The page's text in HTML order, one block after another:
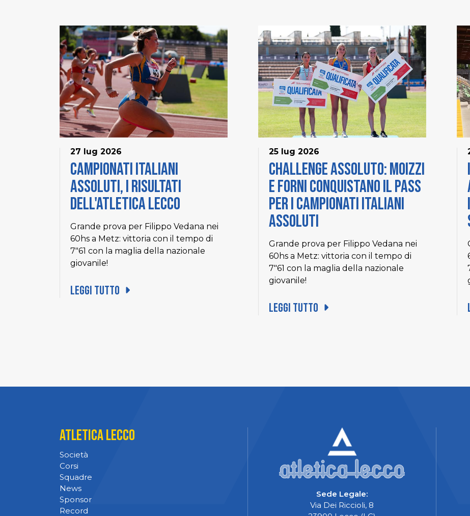
27 lug 2026
Campionati Italiani
Assoluti, i risultati
dell'Atletica Lecco
Grande prova per Filippo Vedana nei
60hs a Metz: vittoria con il tempo di
7"61 con la maglia della nazionale
giovanile!
Leggi tutto
25 lug 2026
Challenge Assoluto: Moizzi
e Forni conquistano il pass
per i Campionati Italiani
Assoluti
Grande prova per Filippo Vedana nei
60hs a Metz: vittoria con il tempo di
7"61 con la maglia della nazionale
giovanile!
Leggi tutto
Atletica Lecco
Società
Corsi
Squadre
News
Sponsor
Record
Sede Legale:
Via Dei Riccioli, 8